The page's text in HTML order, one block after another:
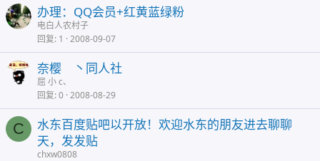
办理：QQ会员+红黄蓝绿粉
电白人农村子
回复 1 2008-09-07
奈樱 丶同人社
屈 小 c、
回复 0 2008-08-29
C
水东百度贴吧以开放！欢迎水东的朋友进去聊聊
天，发发贴
chxw0808